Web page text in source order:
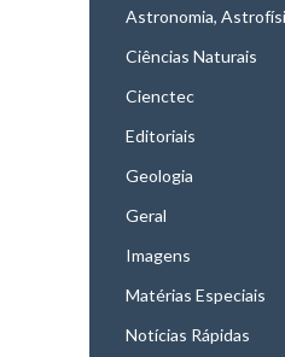
Astronomia,
Ciências Naturais
Cienctec
Editoriais
Geologia
Geral
Imagens
Matérias Especiais
Notícias Rápidas